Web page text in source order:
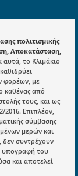
πολιτισμικής
Αποκατάσταση,
το Κλιμάκιο
φορέων, με
καθένας από
τους, και ως
2016. Επιπλέον,
σύμβασης
μερών και
δεν συντρέχουν
υπογραφή του
και αποτελεί
να συμβάλλει